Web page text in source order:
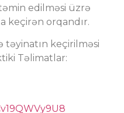
edilməsi üzrə
keçirən orqandır.
təyinatın keçirilməsi
Təlimatlar: